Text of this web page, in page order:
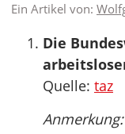
Ein Artikel von:
Die
Quelle: taz